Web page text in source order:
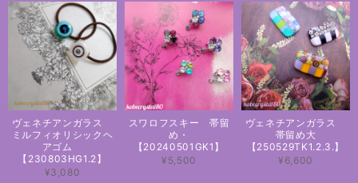
ヴェネチアンガラス
ミルフィオリシックヘ
アゴム
【230803HG1.2】
¥3,080
スワロフスキー 帯留
め・
【20240501GK1】
¥5,500
ヴェネチアンガラス
帯留め大
【250529TK1.2.3.】
¥6,600